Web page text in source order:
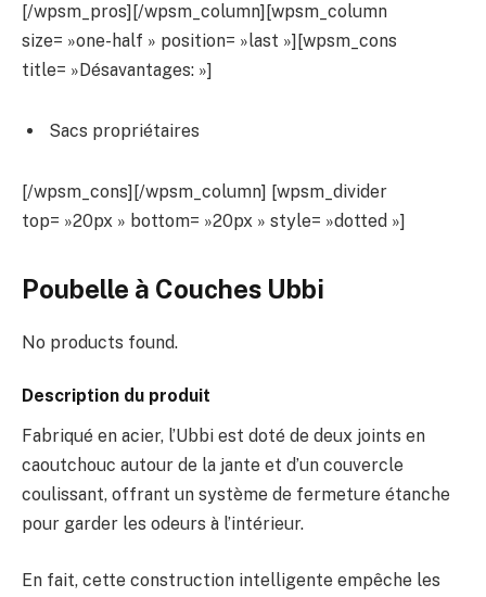
[/wpsm_pros][/wpsm_column][wpsm_column
size= »one-half » position= »last »][wpsm_cons
title= »Désavantages: »]
Sacs propriétaires
[/wpsm_cons][/wpsm_column] [wpsm_divider
top= »20px » bottom= »20px » style= »dotted »]
Poubelle à Couches Ubbi
No products found.
Description du produit
Fabriqué en acier, l’Ubbi est doté de deux joints en
caoutchouc autour de la jante et d’un couvercle
coulissant, offrant un système de fermeture étanche
pour garder les odeurs à l’intérieur.
En fait, cette construction intelligente empêche les